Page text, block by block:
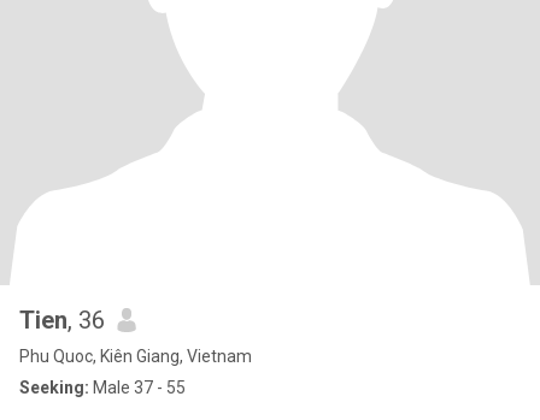
Tien, 36
Phu Quoc, Kiên Giang, Vietnam
Seeking: Male 37 - 55